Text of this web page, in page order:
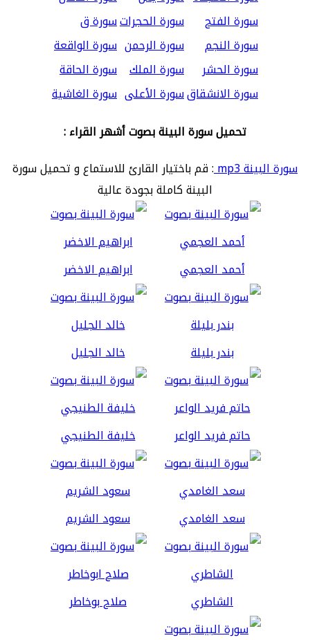
سورة الفتح
سورة الحجراتسورة ق
سورة النجم
سورة الرحمن سورة الواقعة
سورة الحشر
سورة الملك سورة الحاقة
سورة الانشقاقسورة الأعلى سورة الغاشية
تحميل سورة البينة بصوت أشهر القراء :
سورة البينة mp3
: قم باختيار القارئ للاستماع و تحميل سورة
البينة كاملة بجودة عالية
أحمد العجمي ابراهيم الاخضر
بندر بليلة خالد الجليل
حاتم فريد الواعر خليفة الطنيجي
سعد الغامدي سعود الشريم
الشاطري صلاح بوخاطر